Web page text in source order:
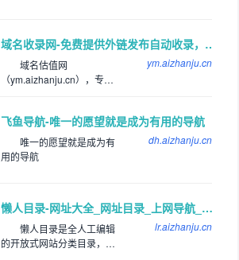
app，就来巨人手游网网体
验吧！
域名收录网-免费提供外链发布自动收录，来路自动排第一位,欢迎和本站自助交换友情链,增加网站的外链与收录。
域名估值网
（ym.aizhanju.cn），专注
为用户提供高效便捷的网址
存储和查询服务，同时提供
齐全且高质量的优秀名站导
航。
ym.aizhanju.cn
飞鱼导航-唯一的愿望就是成为有用的导航
唯一的愿望就是成为有
用的导航
dh.aizhanju.cn
懒人目录-网址大全_网址目录_上网导航_网站提交/登录入口
懒人目录是全人工编辑
的开放式网站分类目录，收
lr.aizhanju.cn